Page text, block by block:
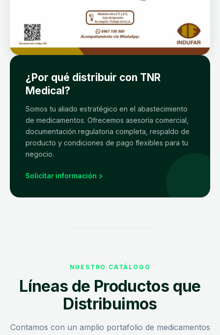
¿Por qué distribuir con TNR
Medical?
Somos tu aliado estratégico en el abastecimiento
de medicamentos. Ofrecemos asesoría comercial,
documentación regulatoria completa, respaldo de
producto y condiciones de pago flexibles para tu
negocio.
Solicitar información
NUESTRO CATÁLOGO
Líneas de Productos que
Distribuimos
Contamos con un amplio portafolio de medicamentos